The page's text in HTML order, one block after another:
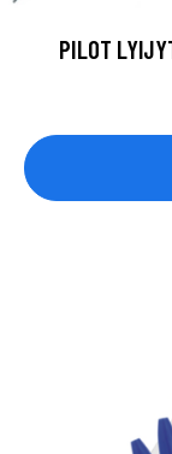
PILOT